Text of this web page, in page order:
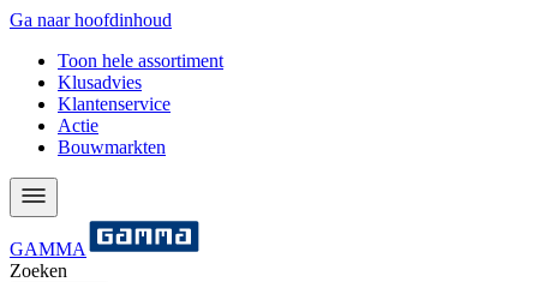
Ga naar hoofdinhoud
Toon hele assortiment
Klusadvies
Klantenservice
Actie
Bouwmarkten
GAMMA
Zoeken